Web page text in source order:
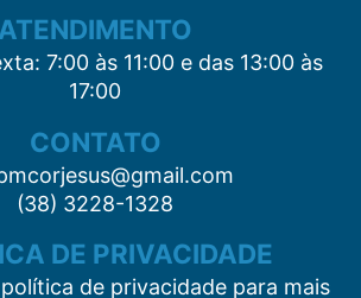
ATENDIMENTO
7:00 às 11:00 e das 13:00 às
17:00
CONTATO
(38) 3228-1328
DE PRIVACIDADE
de privacidade para mais